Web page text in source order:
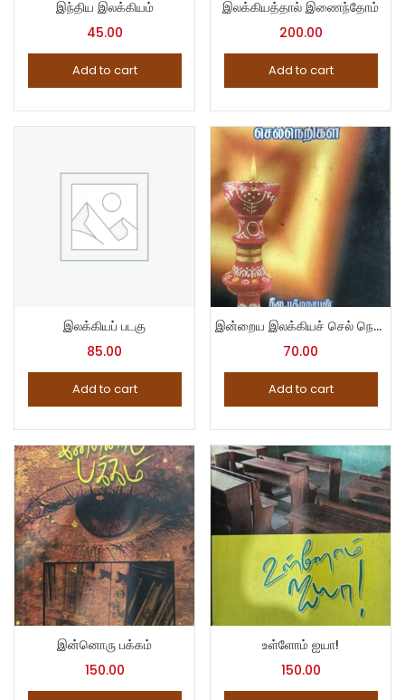
இந்திய இலக்கியம்
45.00
Add to cart
இலக்கியத்தால் இணைந்தோம்
200.00
Add to cart
இலக்கியப் படகு
85.00
Add to cart
இன்றைய இலக்கியச் செல் நெறிகள்
70.00
Add to cart
இன்னொரு பக்கம்
150.00
உள்ளோம் ஐயா!
150.00